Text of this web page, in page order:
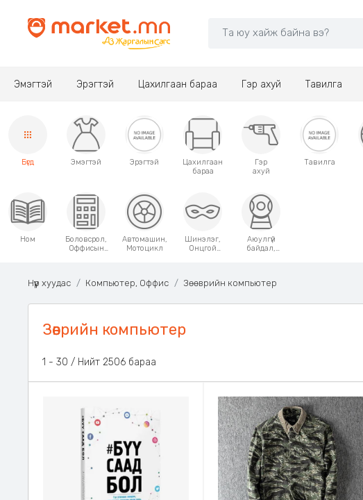
Эмэгтэй Эрэгтэй Цахилгаан бараа Гэр ахуй Тавилга
Бүгд Эмэгтэй Эрэгтэй
Цахилгаан
бараа
Гэр
ахуй
Тавилга
Ном
Боловсрол,
Оффисын
Автомашин,
Мотоцикл
Шинэлэг,
Онцгой
Аюулгүй
байдал,
Нүүр хуудас Компьютер, Оффис Зөөврийн компьютер
Зөөврийн компьютер
1 - 30 / Нийт 2506 бараа